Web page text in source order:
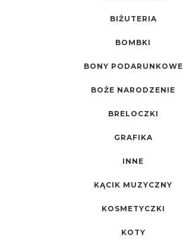
BIŻUTERIA
BOMBKI
BONY PODARUNKOWE
BOŻE NARODZENIE
BRELOCZKI
GRAFIKA
INNE
KĄCIK MUZYCZNY
KOSMETYCZKI
KOTY